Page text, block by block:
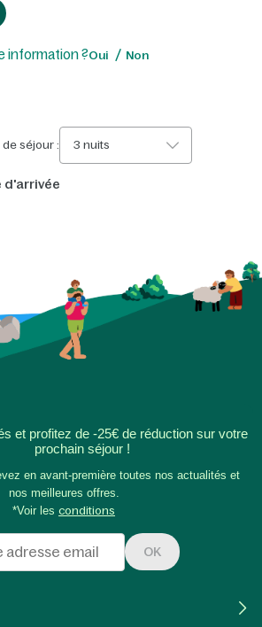
information ?Oui Non
séjour : 3 nuits
d'arrivée
et profitez de -25€ de réduction sur votre
prochain séjour !
en avant-première toutes nos actualités et
nos meilleures offres.
*Voir les conditions
OK